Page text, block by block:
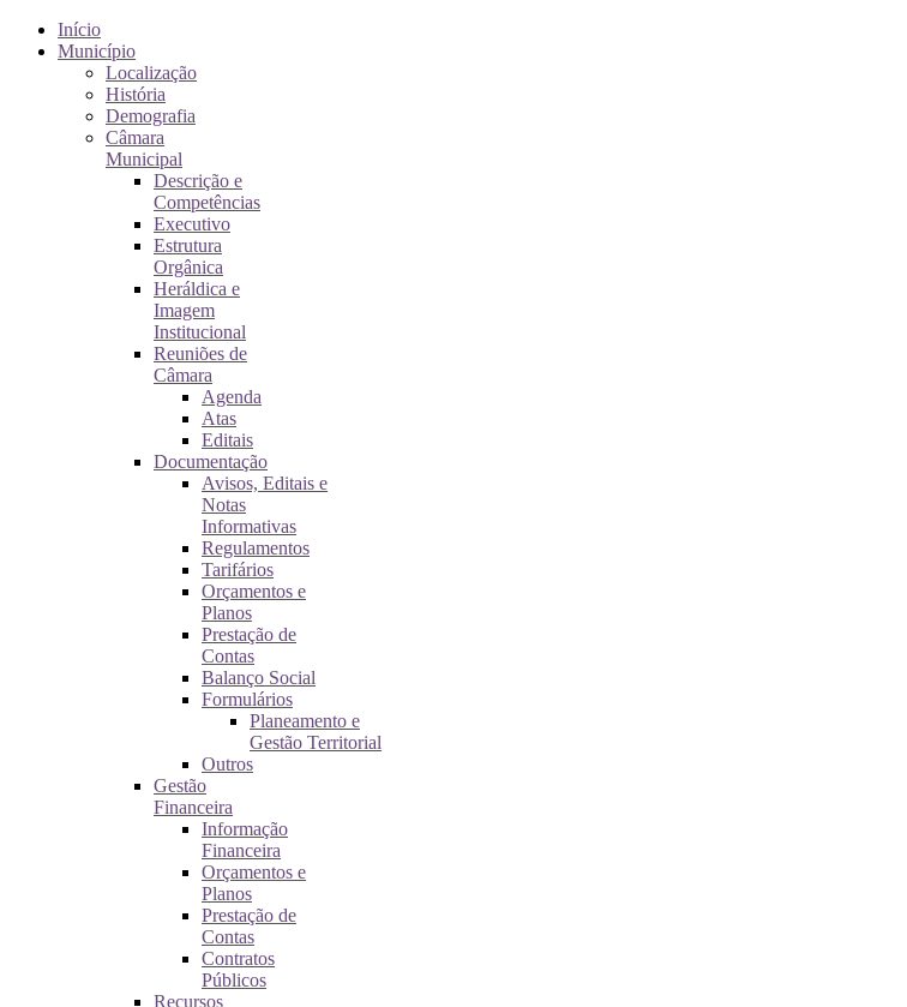
Início
Município
Localização
História
Demografia
Câmara
Municipal
Descrição e
Competências
Executivo
Estrutura
Orgânica
Heráldica e
Imagem
Institucional
Reuniões de
Câmara
Agenda
Atas
Editais
Documentação
Avisos, Editais e
Notas
Informativas
Regulamentos
Tarifários
Orçamentos e
Planos
Prestação de
Contas
Balanço Social
Formulários
Planeamento e
Gestão Territorial
Outros
Gestão
Financeira
Informação
Financeira
Orçamentos e
Planos
Prestação de
Contas
Contratos
Públicos
Recursos